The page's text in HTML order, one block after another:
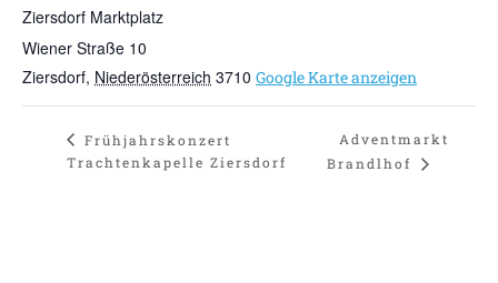
Ziersdorf Marktplatz
Wiener Straße 10
Ziersdorf, Niederösterreich 3710 Google Karte anzeigen
Frühjahrskonzert
Trachtenkapelle Ziersdorf
Adventmarkt
Brandlhof